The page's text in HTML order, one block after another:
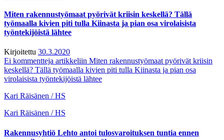
Miten rakennus­työmaat pyörivät kriisin keskellä? Tällä
työmaalla kivien piti tulla Kiinasta ja pian osa virolaisista
työntekijöistä lähtee
Kirjoitettu 30.3.2020
Ei kommentteja artikkeliin Miten rakennus­työmaat pyörivät kriisin
keskellä? Tällä työmaalla kivien piti tulla Kiinasta ja pian osa
virolaisista työntekijöistä lähtee
Kari Räisänen / HS
Kari Räisänen / HS
Rakennusyhtiö Lehto antoi tulosvaroituksen tuntia ennen